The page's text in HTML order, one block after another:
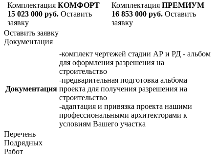
Комплектация КОМФОРТ
15 023 000 руб. Оставить
заявку
Комплектация ПРЕМИУМ
16 853 000 руб. Оставить
заявку
Оставить заявку
Документация
Документация
-комплект чертежей стадии АР и РД - альбом
для оформления разрешения на
строительство
-предварительная подготовка альбома
проекта для получения разрешения на
строительство
-адаптация и привязка проекта нашими
профессиональными архитекторами к
условиям Вашего участка
Перечень
Подрядных
Работ